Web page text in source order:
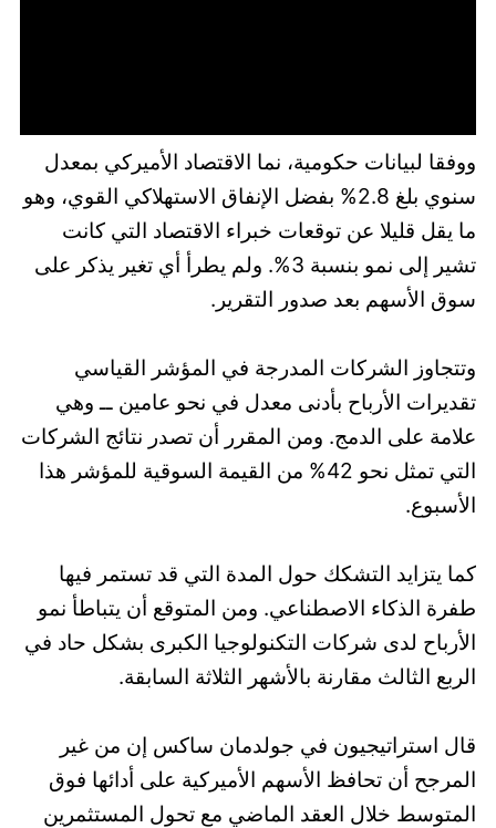
ووفقا لبيانات حكومية، نما الاقتصاد الأميركي بمعدل
سنوي بلغ 2.8% بفضل الإنفاق الاستهلاكي القوي، وهو
ما يقل قليلا عن توقعات خبراء الاقتصاد التي كانت
تشير إلى نمو بنسبة 3%. ولم يطرأ أي تغير يذكر على
سوق الأسهم بعد صدور التقرير.
وتتجاوز الشركات المدرجة في المؤشر القياسي
تقديرات الأرباح بأدنى معدل في نحو عامين ــ وهي
علامة على الدمج. ومن المقرر أن تصدر نتائج الشركات
التي تمثل نحو 42% من القيمة السوقية للمؤشر هذا
الأسبوع.
كما يتزايد التشكك حول المدة التي قد تستمر فيها
طفرة الذكاء الاصطناعي. ومن المتوقع أن يتباطأ نمو
الأرباح لدى شركات التكنولوجيا الكبرى بشكل حاد في
الربع الثالث مقارنة بالأشهر الثلاثة السابقة.
قال استراتيجيون في جولدمان ساكس إن من غير
المرجح أن تحافظ الأسهم الأميركية على أدائها فوق
المتوسط خلال العقد الماضي مع تحول المستثمرين